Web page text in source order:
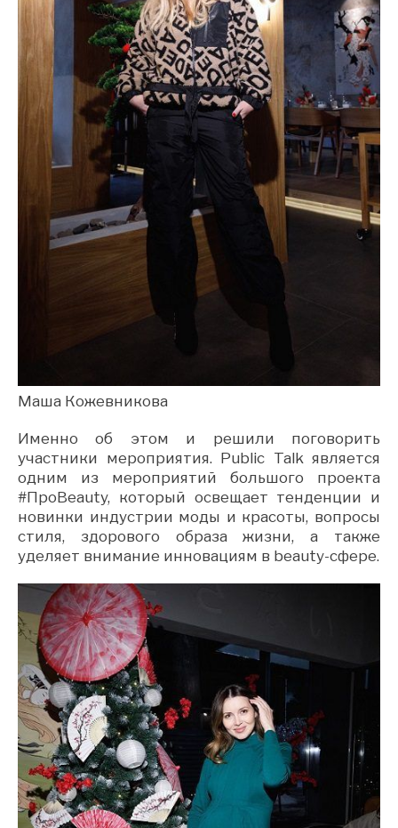
Маша Кожевникова
Именно об этом и решили поговорить
участники мероприятия. Public Talk является
одним из мероприятий большого проекта
#ПроBeauty, который освещает тенденции и
новинки индустрии моды и красоты, вопросы
стиля, здорового образа жизни, а также
уделяет внимание инновациям в beauty-сфере.